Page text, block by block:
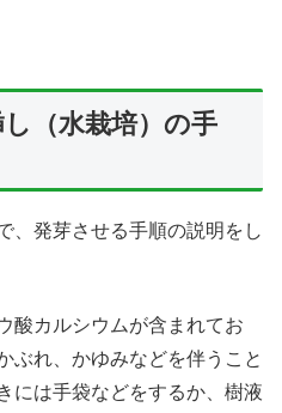
（水栽培）の手
、発芽させる手順の説明をし
酸カルシウムが含まれてお
ぶれ、かゆみなどを伴うこと
には手袋などをするか、樹液